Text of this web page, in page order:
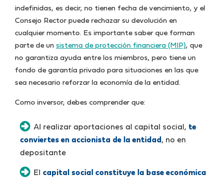
indefinidas, es decir, no tienen fecha de vencimiento, y el
Consejo Rector puede rechazar su devolución en
cualquier momento. Es importante saber que forman
parte de un sistema de protección financiera (MIP), que
no garantiza ayuda entre los miembros, pero tiene un
fondo de garantía privado para situaciones en las que
sea necesario reforzar la economía de la entidad.
Como inversor, debes comprender que:
Al realizar aportaciones al capital social, te
conviertes en accionista de la entidad , no en
depositante
El capital social constituye la base económica